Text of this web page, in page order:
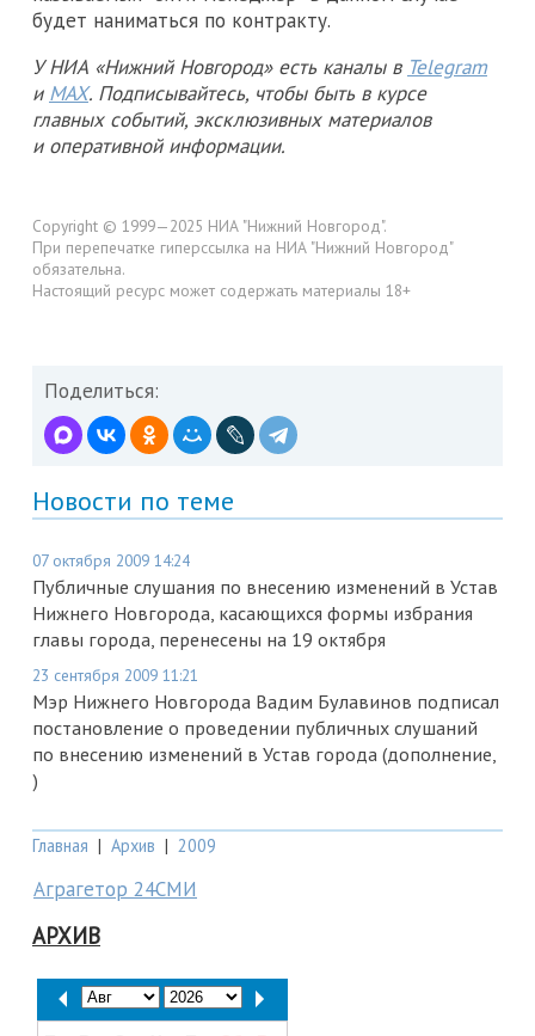
будет наниматься по контракту.
У НИА «Нижний Новгород» есть каналы в Telegram
и MAX. Подписывайтесь, чтобы быть в курсе
главных событий, эксклюзивных материалов
и оперативной информации.
Copyright © 1999—2025 НИА "Нижний Новгород".
При перепечатке гиперссылка на НИА "Нижний Новгород"
обязательна.
Настоящий ресурс может содержать материалы 18+
Поделиться:
Новости по теме
07 октября 2009 14:24
Публичные слушания по внесению изменений в Устав
Нижнего Новгорода, касающихся формы избрания
главы города, перенесены на 19 октября
23 сентября 2009 11:21
Мэр Нижнего Новгорода Вадим Булавинов подписал
постановление о проведении публичных слушаний
по внесению изменений в Устав города (дополнение,
)
Главная | Архив | 2009
Аграгетор 24СМИ
АРХИВ